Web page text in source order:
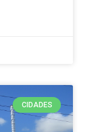
CIDADES